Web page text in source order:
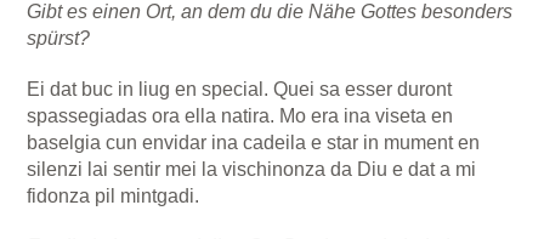
Gibt es einen Ort, an dem du die Nähe Gottes besonders
spürst?
Ei dat buc in liug en special. Quei sa esser duront
spassegiadas ora ella natira. Mo era ina viseta en
baselgia cun envidar ina cadeila e star in mument en
silenzi lai sentir mei la vischinonza da Diu e dat a mi
fidonza pil mintgadi.